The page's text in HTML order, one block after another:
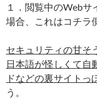
１．閲覧中のWeb
場合、これはコチラ
セキュリティの甘そ
日本語が怪しくて自
ドなどの裏サイトっ
う。